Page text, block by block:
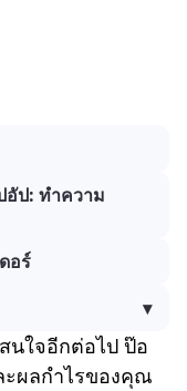
ป: ทำความ
อร์
▾
ใจอีกต่อไป ป๊อ
ะผลกำไรของคุณ